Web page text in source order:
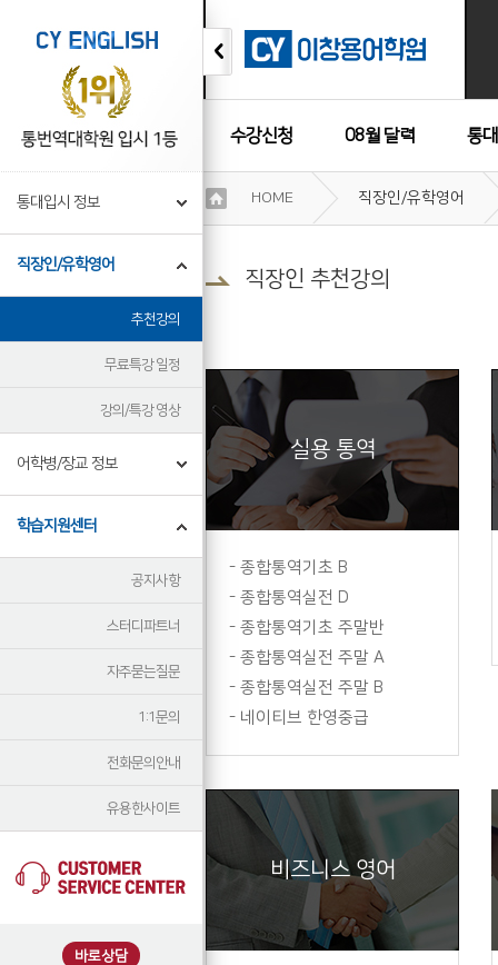
수강신청 08월 달력 통
수강후기
통대입시 정보
직장인/유학영어
추천강의
무료특강 일정
강의/특강 영상
어학병/장교 정보
학습지원센터
공지사항
스터디파트너
자주묻는질문
1:1문의
전화문의안내
유용한사이트
바로상담
기
인
HOME 직장인/유학영어
직장인 추천강의
실용 통역
- 종합통역기초 B
- 종합통역실전 D
- 종합통역기초 주말반
- 종합통역실전 주말 A
- 종합통역실전 주말 B
- 네이티브 한영중급
비즈니스 영어